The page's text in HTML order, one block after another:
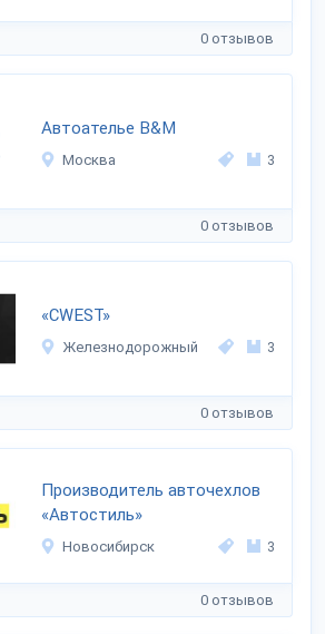
0 отзывов
Автоателье B&M
Москва 3
0 отзывов
«CWEST»
Железнодорожный 3
0 отзывов
Производитель авточехлов
«Автостиль»
Новосибирск 3
0 отзывов